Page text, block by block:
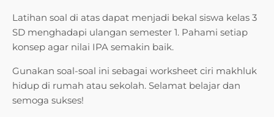
Latihan soal di atas dapat menjadi bekal siswa kelas 3
SD menghadapi ulangan semester 1. Pahami setiap
konsep agar nilai IPA semakin baik.
Gunakan soal-soal ini sebagai worksheet ciri makhluk
hidup di rumah atau sekolah. Selamat belajar dan
semoga sukses!